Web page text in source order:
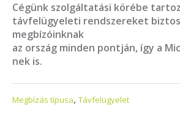
Cégünk szolgáltatási körébe
távfelügyeleti rendszereket
megbízóinknak
az ország minden pontján, így a
nek is.
Megbízás típusa, Távfelügyelet